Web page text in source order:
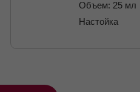
Объем: 25 мл
Настойка